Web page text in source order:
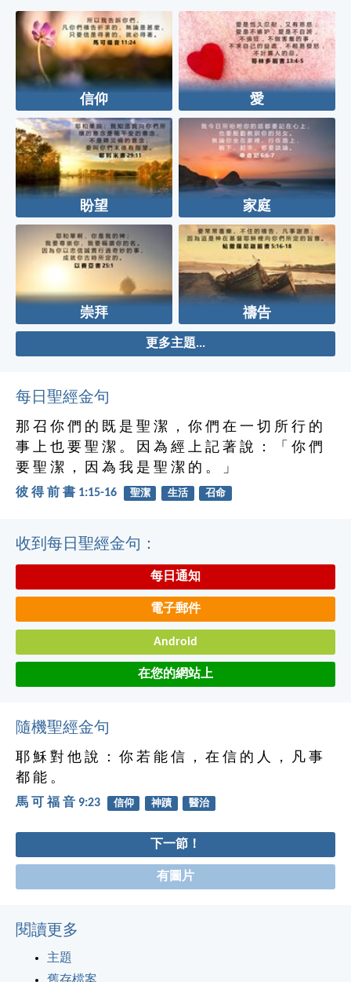
信仰 愛
盼望 家庭
崇拜 禱告
更多主題...
每日聖經金句
那 召 你 們 的 既 是 聖 潔 ， 你 們 在 一 切 所 行 的
事 上 也 要 聖 潔 。 因 為 經 上 記 著 說 ： 「 你 們
要 聖 潔 ， 因 為 我 是 聖 潔 的 。 」
彼 得 前 書 1:15-16 聖潔 生活 召命
收到每日聖經金句：
每日通知
電子郵件
Android
在您的網站上
隨機聖經金句
耶 穌 對 他 說 ： 你 若 能 信 ， 在 信 的 人 ， 凡 事
都 能 。
馬 可 福 音 9:23 信仰 神蹟 醫治
下一節！
有圖片
閱讀更多
主題